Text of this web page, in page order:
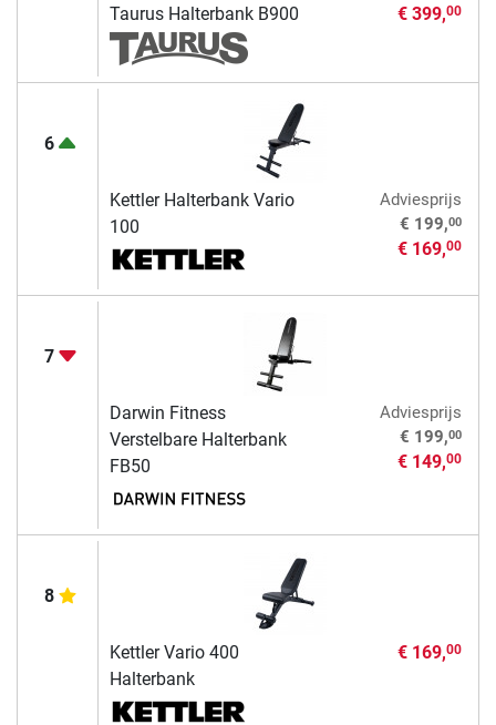
Taurus Halterbank B900 € 399,00
6
Kettler Halterbank Vario
100
Adviesprijs
€ 199,00
€ 169,00
7
Darwin Fitness
Verstelbare Halterbank
FB50
Adviesprijs
€ 199,00
€ 149,00
8
Kettler Vario 400
Halterbank
€ 169,00